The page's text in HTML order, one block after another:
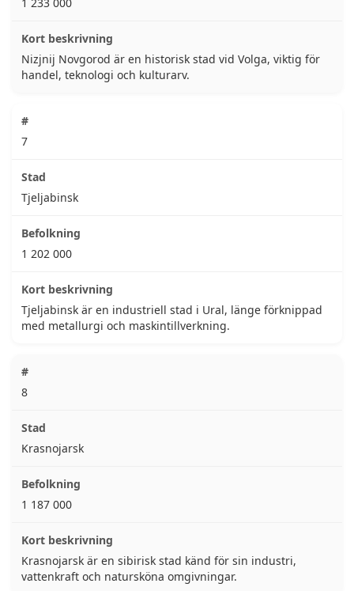
Nizjnij Novgorod är en historisk stad vid Volga, viktig för
handel, teknologi och kulturarv.
7
Tjeljabinsk
1 202 000
Tjeljabinsk är en industriell stad i Ural, länge förknippad
med metallurgi och maskintillverkning.
8
Krasnojarsk
1 187 000
Krasnojarsk är en sibirisk stad känd för sin industri,
vattenkraft och natursköna omgivningar.